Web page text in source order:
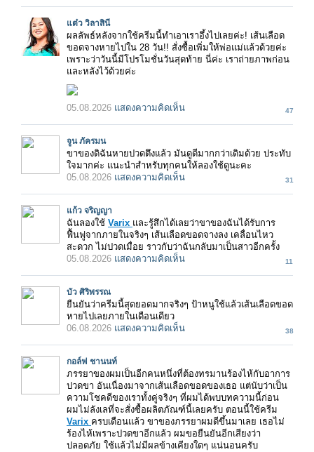
แต๋ว วิลาสินี
ผลลัพธ์หลังจากใช้ครีมนี้ทำเอาเราอึ้งไปเลยค่ะ! เส้นเลือด
ขอดจางหายไปใน 28 วัน!! สั่งซื้อเพิ่มให้พ่อแม่แล้วด้วยค่ะ
เพราะว่าวันนี้มีโปรโมชั่นวันสุดท้าย นี่ค่ะ เราถ่ายภาพก่อน
และหลังไว้ด้วยค่ะ
05.08.2026 แสดงความคิดเห็น 47
จูน ภัครมน
ขาของดิฉันหายปวดตึงแล้ว มันดูดีมากกว่าเดิมด้วย ประทับ
ใจมากค่ะ แนะนำสำหรับทุกคนให้ลองใช้ดูนะคะ
05.08.2026 แสดงความคิดเห็น 31
แก้ว จริญญา
ฉันลองใช้ Varix และรู้สึกได้เลยว่าขาของฉันได้รับการ
ฟื้นฟูจากภายในจริงๆ เส้นเลือดขอดจางลง เคลื่อนไหว
สะดวก ไม่ปวดเมื่อย ราวกับว่าฉันกลับมาเป็นสาวอีกครั้ง
05.08.2026 แสดงความคิดเห็น 11
บัว ศิริพรรณ
ยืนยันว่าครีมนี้สุดยอดมากจริงๆ ป้าหนูใช้แล้วเส้นเลือดขอด
หายไปเลยภายในเดือนเดียว
06.08.2026 แสดงความคิดเห็น 38
กอล์ฟ ชานนท์
ภรรยาของผมเป็นอีกคนหนึ่งที่ต้องทรมานร้องไห้กับอาการ
ปวดขา อันเนื่องมาจากเส้นเลือดขอดของเธอ แต่นับว่าเป็น
ความโชคดีของเราทั้งคู่จริงๆ ที่ผมได้พบบทความนี้ก่อน
ผมไม่ลังเลที่จะสั่งซื้อผลิตภัณฑ์นี้เลยครับ ตอนนี้ใช้ครีม
Varix ครบเดือนแล้ว ขาของภรรยาผมดีขึ้นมาเลย เธอไม่
ร้องไห้เพราะปวดขาอีกแล้ว ผมขอยืนยันอีกเสียงว่า
ปลอดภัย ใช้แล้วไม่มีผลข้างเคียงใดๆ แน่นอนครับ